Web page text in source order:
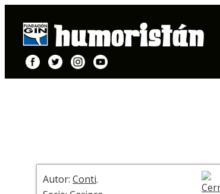
+ INFO
Autor:Conti.